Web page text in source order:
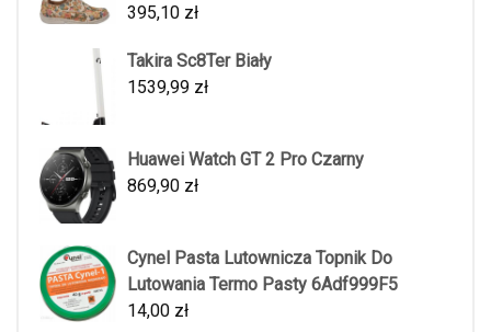
395,10 zł
Takira Sc8Ter Biały
1539,99 zł
Huawei Watch GT 2 Pro Czarny
869,90 zł
Cynel Pasta Lutownicza Topnik Do
Lutowania Termo Pasty 6Adf999F5
14,00 zł